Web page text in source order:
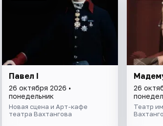
Павел I
26 октября 2026 •
понедельник
Новая сцена и Арт-кафе
театра Вахтангова
26
Театр